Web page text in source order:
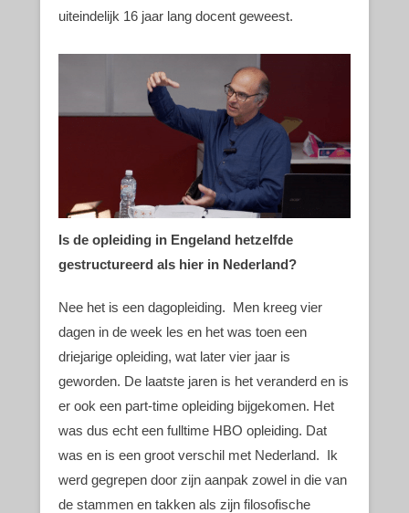
uiteindelijk 16 jaar lang docent geweest.
Is de opleiding in Engeland hetzelfde
gestructureerd als hier in Nederland?
Nee het is een dagopleiding. Men kreeg vier
dagen in de week les en het was toen een
driejarige opleiding, wat later vier jaar is
geworden. De laatste jaren is het veranderd en is
er ook een part-time opleiding bijgekomen. Het
was dus echt een fulltime HBO opleiding. Dat
was en is een groot verschil met Nederland. Ik
werd gegrepen door zijn aanpak zowel in die van
de stammen en takken als zijn filosofische